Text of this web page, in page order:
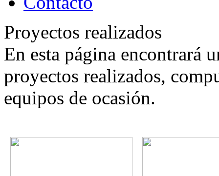
Proyectos realizados
En esta página encontrará
proyectos realizados,
equipos de ocasión.